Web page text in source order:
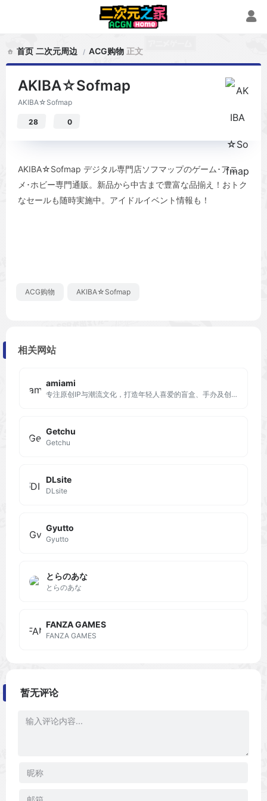
首页 二次元周边 ACG购物 正文
AKIBA☆Sofmap
AKIBA☆Sofmap
28 0
AKIBA☆Sofmap デジタル専門店ソフマップのゲーム･アニ
メ･ホビー専門通販。新品から中古まで豊富な品揃え！おトク
なセールも随時実施中。アイドルイベント情報も！
ACG购物 AKIBA☆Sofmap
相关网站
amiami
专注原创IP与潮流文化，打造年轻人喜爱的盲盒、手办及创意玩具。
Getchu
Getchu
DLsite
DLsite
Gyutto
Gyutto
とらのあな
とらのあな
FANZA GAMES
FANZA GAMES
暂无评论